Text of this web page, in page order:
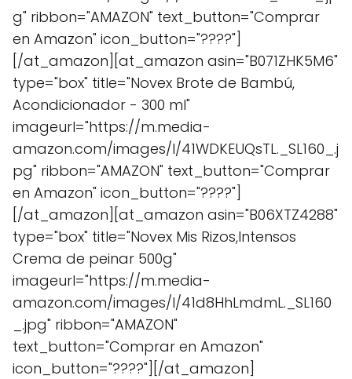
g" ribbon="AMAZON" text_button="Comprar
en Amazon" icon_button="????"]
[/at_amazon][at_amazon asin="B071ZHK5M6"
type="box" title="Novex Brote de Bambú,
Acondicionador - 300 ml"
imageurl="https://m.media-
amazon.com/images/I/41WDKEUQsTL._SL160_.j
pg" ribbon="AMAZON" text_button="Comprar
en Amazon" icon_button="????"]
[/at_amazon][at_amazon asin="B06XTZ4288"
type="box" title="Novex Mis Rizos,Intensos
Crema de peinar 500g"
imageurl="https://m.media-
amazon.com/images/I/41d8HhLmdmL._SL160
_.jpg" ribbon="AMAZON"
text_button="Comprar en Amazon"
icon_button="????"][/at_amazon]